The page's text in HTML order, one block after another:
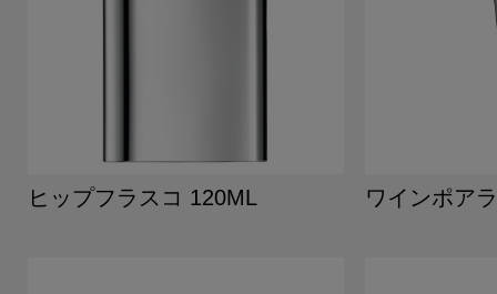
ヒップフラスコ 120ML ワインポア